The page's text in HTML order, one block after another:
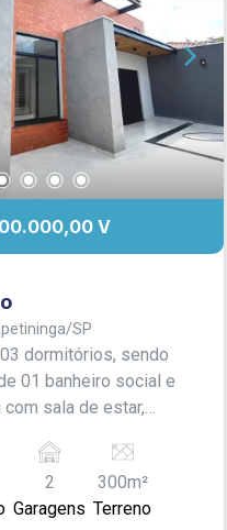
V
SP
dormitórios, sendo
01 banheiro social e
com sala de estar,
serviço e banheiros
Possui
cimentado,
2
Garagens
300m²
Terreno